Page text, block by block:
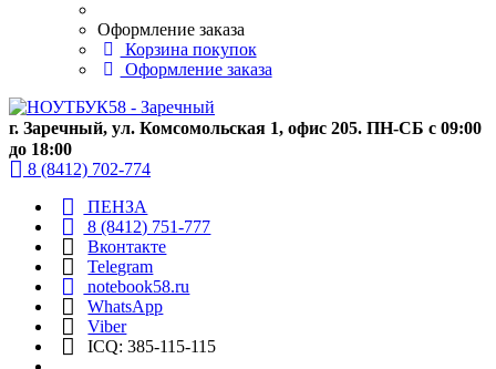
Оформление заказа
Корзина покупок
Оформление заказа
г. Заречный, ул. Комсомольская 1, офис 205. ПН-СБ с 09:00
до 18:00
8 (8412) 702-774
ПЕНЗА
8 (8412) 751-777
Вконтакте
Telegram
notebook58.ru
WhatsApp
Viber
ICQ: 385-115-115